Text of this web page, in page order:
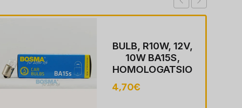
BULB, R10W, 12V,
10W BA15S,
HOMOLOGATSIO
ON E2,
KOMPLEKT 10 tk
4,70€